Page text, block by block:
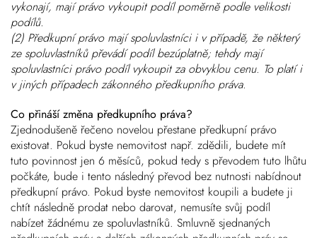
vykonají, mají právo vykoupit podíl poměrně podle velikosti
podílů.
(2) Předkupní právo mají spoluvlastníci i v případě, že některý
ze spoluvlastníků převádí podíl bezúplatně; tehdy mají
spoluvlastníci právo podíl vykoupit za obvyklou cenu. To platí i
v jiných případech zákonného předkupního práva.
Co přináší změna předkupního práva?
Zjednodušeně řečeno novelou přestane předkupní právo
existovat. Pokud byste nemovitost např. zdědili, budete mít
tuto povinnost jen 6 měsíců, pokud tedy s převodem tuto lhůtu
počkáte, bude i tento následný převod bez nutnosti nabídnout
předkupní právo. Pokud byste nemovitost koupili a budete ji
chtít následně prodat nebo darovat, nemusíte svůj podíl
nabízet žádnému ze spoluvlastníků. Smluvně sjednaných